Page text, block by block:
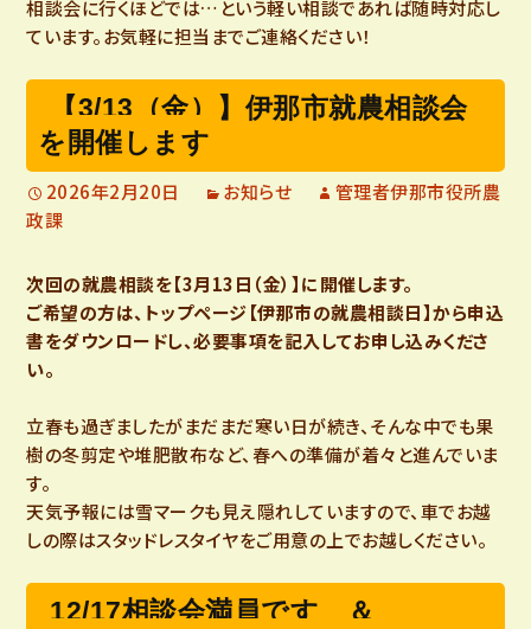
相談会に行くほどでは…という軽い相談であれば随時対応し
ています。お気軽に担当までご連絡ください！
【3/13（金）】伊那市就農相談会
を開催します
2026年2月20日 お知らせ
管理者伊那市役所農
政課
次回の就農相談を【3月13日（金）】に開催します。
ご希望の方は、トップページ【伊那市の就農相談日】から申込
書をダウンロードし、必要事項を記入してお申し込みくださ
い。
立春も過ぎましたがまだまだ寒い日が続き、そんな中でも果
樹の冬剪定や堆肥散布など、春への準備が着々と進んでいま
す。
天気予報には雪マークも見え隠れしていますので、車でお越
しの際はスタッドレスタイヤをご用意の上でお越しください。
12/17相談会満員です ＆